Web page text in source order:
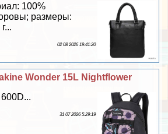
100%
размеры:
02 08 2026 19:41:20
Wonder 15L Nightflower
31 07 2026 5:29:19